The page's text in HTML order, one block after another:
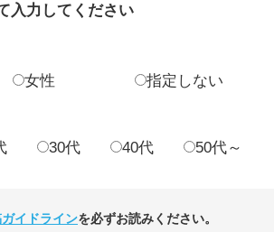
入力してください
女性 指定しない
30代 40代 50代～
イドラインを必ずお読みください。